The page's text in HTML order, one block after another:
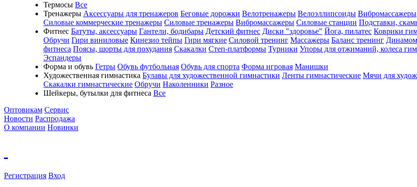
Термосы Все
Тренажеры Аксессуары для тренажеров Беговые дорожки Велотренажеры Велоэллипсоиды Вибромассажеры
Силовые коммерческие тренажеры Силовые тренажеры Вибромассажеры Силовые станции Подставки,
Фитнес Батуты, аксессуары Гантели, бодибары Детский фитнес Диски "здоровье" Йога, пилатес Коврики
Обручи Гири виниловые Кинезио тейпы Гири мягкие Силовой тренинг Массажеры Баланс тренинг
фитнеса Поясы, шорты для похудания Скакалки Степ-платформы Турники Упоры для отжиманий, колеса
Эспандеры
Форма и обувь Гетры Обувь футбольная Обувь для спорта Форма игровая Манишки
Художественная гимнастика Булавы для художественной гимнастики Ленты гимнастические Мячи для
Скакалки гимнастические Обручи Наколенники Разное
Шейкеры, бутылки для фитнеса Все
Оптовикам Сервис
Новости Распродажа
О компании Новинки
Регистрация Вход